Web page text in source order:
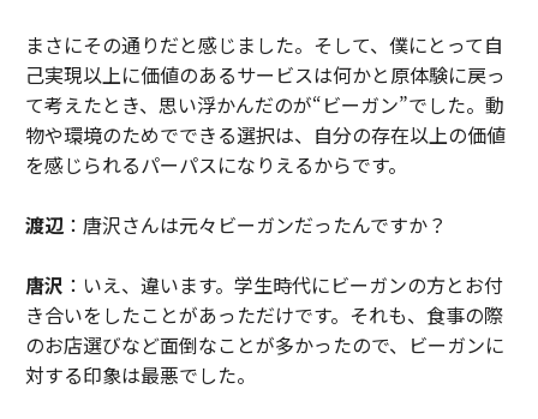
まさにその通りだと感じました。そして、僕にとって自
己実現以上に価値のあるサービスは何かと原体験に戻っ
て考えたとき、思い浮かんだのが“ビーガン”でした。動
物や環境のためでできる選択は、自分の存在以上の価値
を感じられるパーパスになりえるからです。
渡辺：唐沢さんは元々ビーガンだったんですか？
唐沢 ：いえ、違います。学生時代にビーガンの方とお付
き合いをしたことがあっただけです。それも、食事の際
のお店選びなど面倒なことが多かったので、ビーガンに
対する印象は最悪でした。